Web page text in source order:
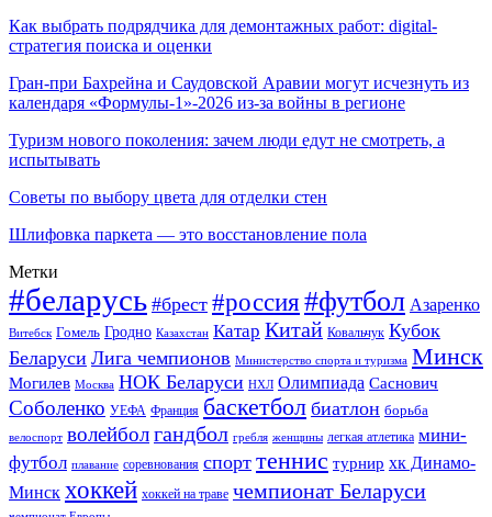
Как выбрать подрядчика для демонтажных работ: digital-
стратегия поиска и оценки
Гран-при Бахрейна и Саудовской Аравии могут исчезнуть из
календаря «Формулы-1»-2026 из-за войны в регионе
Туризм нового поколения: зачем люди едут не смотреть, а
испытывать
Советы по выбору цвета для отделки стен
Шлифовка паркета — это восстановление пола
Метки
#беларусь #брест #россия#футбол Азаренко
Витебск Гомель Гродно Казахстан Катар Китай Ковальчук Кубок
Беларуси Лига чемпионов Министерство спорта и туризма Минск
Могилев Москва НОК Беларуси НХЛ Олимпиада Саснович
Соболенко УЕФА Франция баскетбол биатлон борьба
велоспорт волейболгандбол гребля женщины легкая атлетика мини-
футбол плавание соревнования спорт теннис турнир хк Динамо-
Минск хоккей хоккей на траве чемпионат Беларуси